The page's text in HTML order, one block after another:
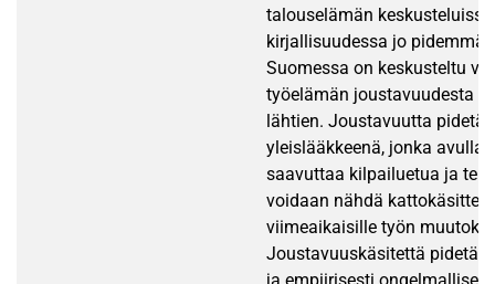
talouselämän keskusteluissa
kirjallisuudessa jo
Suomessa on keskusteltu
työelämän joustavuudesta
lähtien. Joustavuutta
yleislääkkeenä, jonka avulla
saavuttaa kilpailuetua ja
voidaan nähdä
viimeaikaisille työn
Joustavuuskäsitettä